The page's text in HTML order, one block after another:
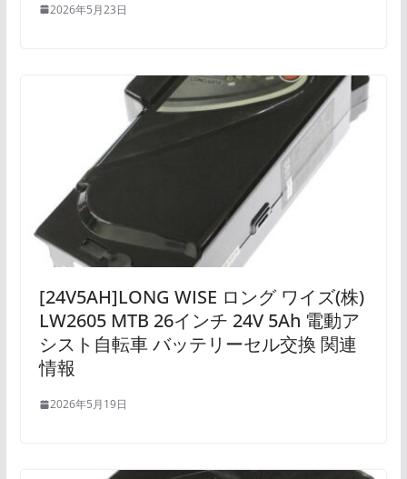
2026年5月23日
[24V5AH]LONG WISE ロング ワイズ(株)
LW2605 MTB 26インチ 24V 5Ah 電動ア
シスト自転車 バッテリーセル交換 関連
情報
2026年5月19日